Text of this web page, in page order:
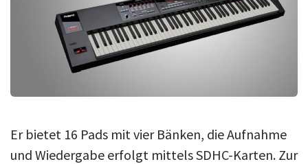
Er bietet 16 Pads mit vier Bänken, die Aufnahme
und Wiedergabe erfolgt mittels SDHC-Karten. Zur